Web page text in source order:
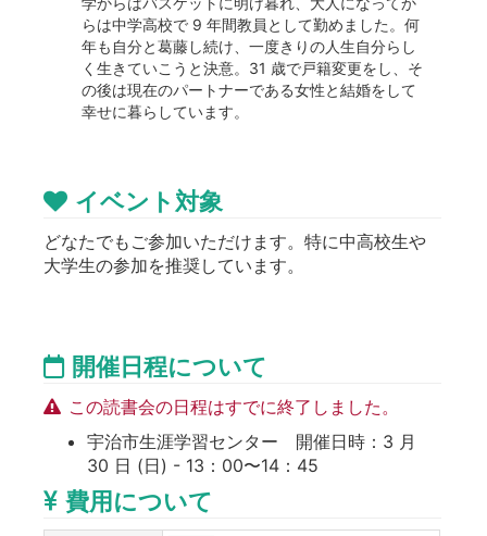
らは中学高校で 9 年間教員として勤めました。何
年も自分と葛藤し続け、一度きりの人生自分らし
く生きていこうと決意。31 歳で戸籍変更をし、そ
の後は現在のパートナーである女性と結婚をして
幸せに暮らしています。
イベント対象
どなたでもご参加いただけます。特に中高校生や
大学生の参加を推奨しています。
開催日程について
この読書会の日程はすでに終了しました。
宇治市生涯学習センター 開催日時：3 月
30 日 (日) - 13：00〜14：45
費用について